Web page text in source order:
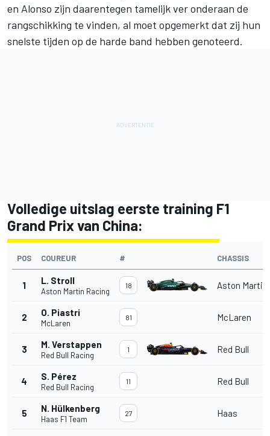
en Alonso zijn daarentegen tamelijk ver onderaan de
rangschikking te vinden, al moet opgemerkt dat zij hun
snelste tijden op de harde band hebben genoteerd.
Volledige uitslag eerste training F1
Grand Prix van China:
POS COUREUR # CHASSIS
1 L. Stroll
Aston Martin Racing
18 Aston Martin
2 O. Piastri
McLaren
81 McLaren
3 M. Verstappen
Red Bull Racing
1 Red Bull
4 S. Pérez
Red Bull Racing
11 Red Bull
5 N. Hülkenberg
Haas F1 Team
27 Haas